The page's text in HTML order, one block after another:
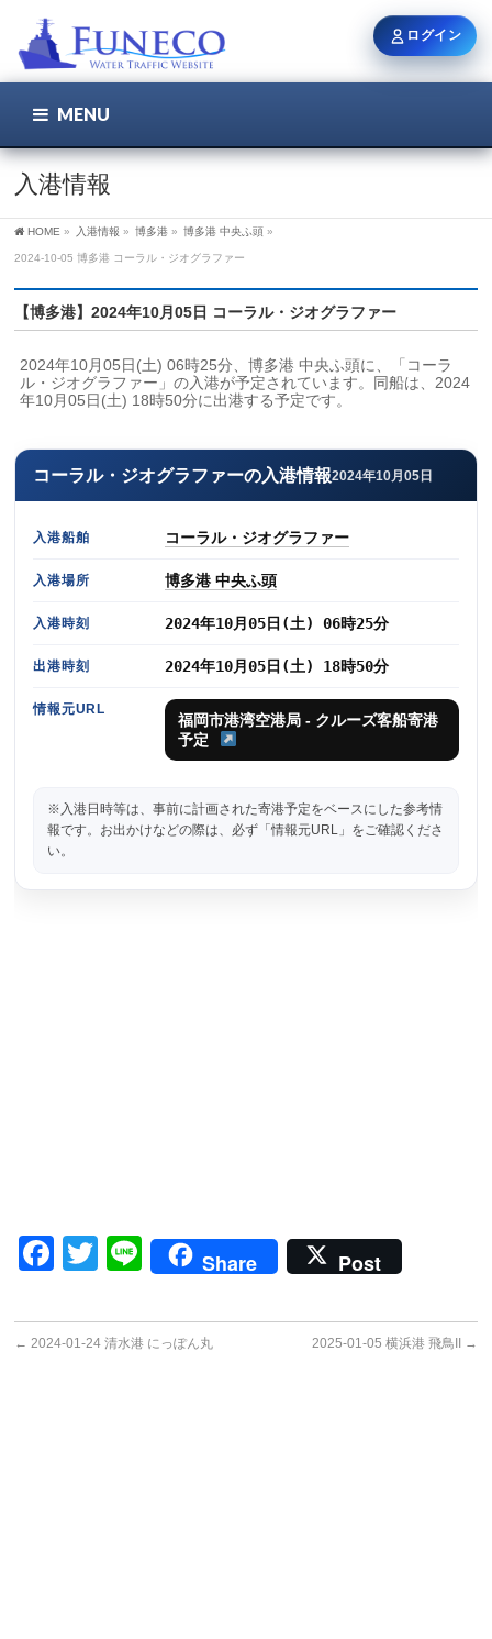
MENU
入港情報
HOME » 入港情報 » 博多港 » 博多港 中央ふ頭 »
2024-10-05 博多港 コーラル・ジオグラファー
【博多港】2024年10月05日 コーラル・ジオグラファー
2024年10月05日(土) 06時25分、博多港 中央ふ頭に、「コーラ
ル・ジオグラファー」の入港が予定されています。同船は、2024
年10月05日(土) 18時50分に出港する予定です。
コーラル・ジオグラファーの入港情報2024年10月05日
入港船舶 コーラル・ジオグラファー
入港場所 博多港 中央ふ頭
入港時刻 2024年10月05日(土) 06時25分
出港時刻 2024年10月05日(土) 18時50分
情報元URL
福岡市港湾空港局 - クルーズ客船寄港
予定
※入港日時等は、事前に計画された寄港予定をベースにした参考情
報です。お出かけなどの際は、必ず「情報元URL」をご確認くださ
い。
Facebook
Twitter
LineShare Post
← 2024-01-24 清水港 にっぽん丸 2025-01-05 横浜港 飛鳥II →
ログイン
ユーザー名 / メール
新規登録 パスワードを忘れた方